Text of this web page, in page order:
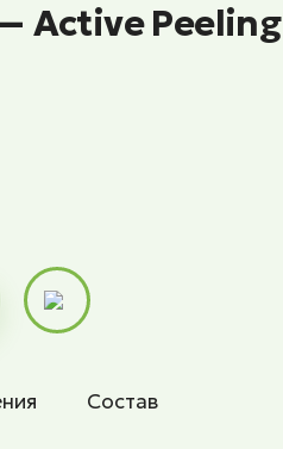
Active Peeling
Состав